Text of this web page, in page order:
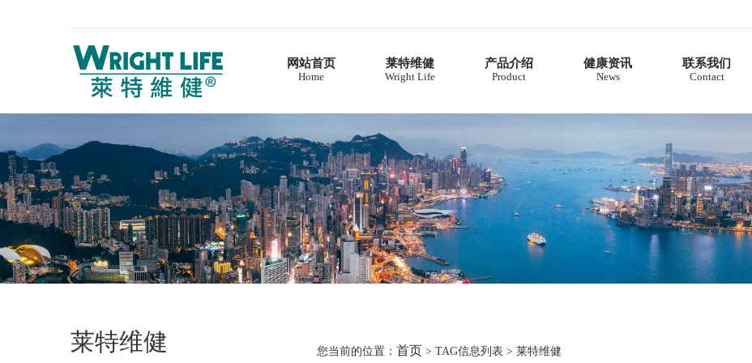
网站首页
Home
莱特维健
Wright Life
产品介绍
Product
健康资讯
News
联系我们
Contact
莱特维健
企业简介
品牌故事
产品介绍
维生素系列
深海鱼油系列
DHA藻油系列
辅酶Q10系列
灵芝及孢子粉系列莱特维健 您当前的位置：首页 > TAG信息列表 > 莱特维健